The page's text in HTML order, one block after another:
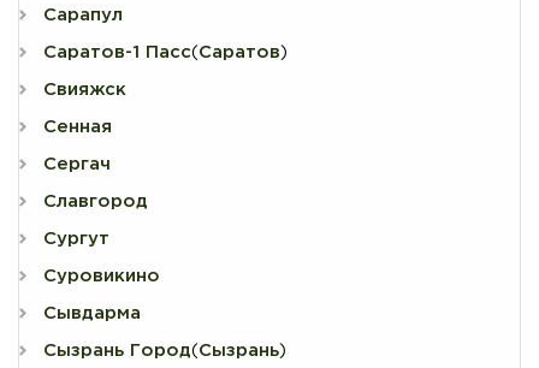
Сарапул
Саратов-1 Пасс( Саратов )
Свияжск
Сенная
Сергач
Славгород
Сургут
Суровикино
Сывдарма
Сызрань Город( Сызрань)